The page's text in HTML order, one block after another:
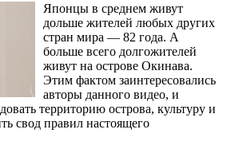
Японцы в среднем живут
дольше жителей любых других
стран мира — 82 года. А
больше всего долгожителей
живут на острове Окинава.
Этим фактом заинтересовались
авторы данного видео, и
территорию острова, культуру и
свод правил настоящего